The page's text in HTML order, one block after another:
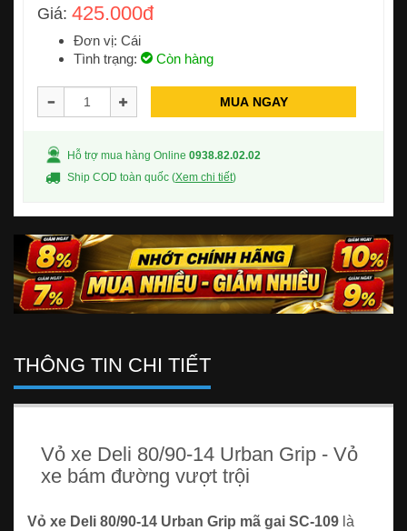
Giá: 425.000đ
Đơn vị: Cái
Tình trạng:
Còn hàng
MUA NGAY
Hỗ trợ mua hàng Online 0938.82.02.02
Ship COD toàn quốc (Xem chi tiết)
THÔNG TIN CHI TIẾT
Vỏ xe Deli 80/90-14 Urban Grip - Vỏ
xe bám đường vượt trội
Vỏ xe Deli 80/90-14 Urban Grip mã gai SC-109 là